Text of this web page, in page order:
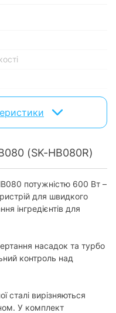
(SK-HB080R)
потужністю 600 Вт –
для швидкого
інгредієнтів для
насадок та турбо
контроль над
сталі вирізняються
У комплект